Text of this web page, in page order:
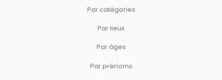
Par catégories
Par lieux
Par âges
Par prénoms